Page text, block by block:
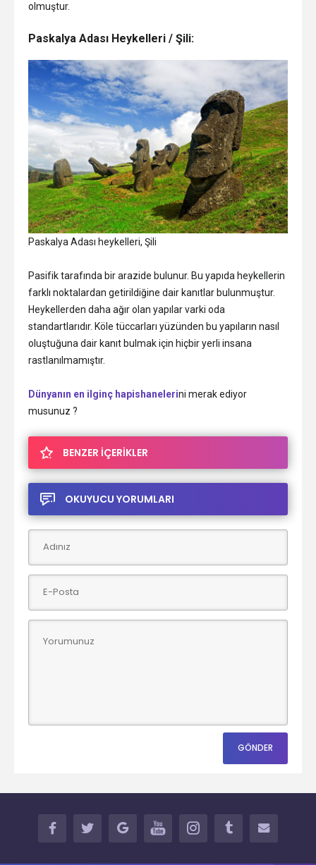
olmuştur.
Paskalya Adası Heykelleri / Şili:
Paskalya Adası heykelleri, Şili
Pasifik tarafında bir arazide bulunur. Bu yapıda heykellerin
farklı noktalardan getirildiğine dair kanıtlar bulunmuştur.
Heykellerden daha ağır olan yapılar varki oda
standartlarıdır. Köle tüccarları yüzünden bu yapıların nasıl
oluştuğuna dair kanıt bulmak için hiçbir yerli insana
rastlanılmamıştır.
Dünyanın en ilginç hapishanelerini merak ediyor
musunuz ?
BENZER İÇERİKLER
OKUYUCU YORUMLARI